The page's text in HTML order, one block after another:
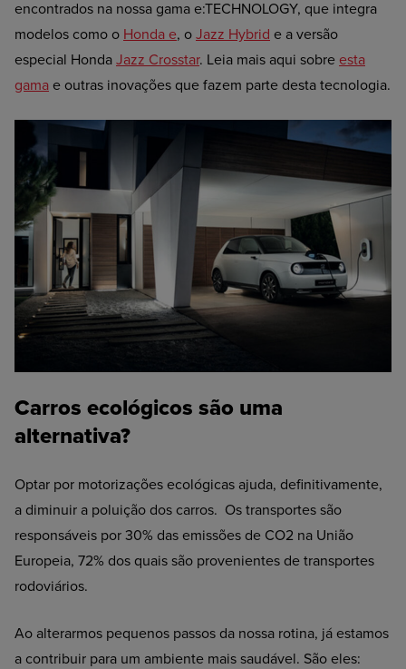
encontrados na nossa gama e:TECHNOLOGY, que integra
modelos como o Honda e, o Jazz Hybrid e a versão
especial Honda Jazz Crosstar. Leia mais aqui sobre esta
gama e outras inovações que fazem parte desta tecnologia.
Carros ecológicos são uma
alternativa?
Optar por motorizações ecológicas ajuda, definitivamente,
a diminuir a poluição dos carros. Os transportes são
responsáveis por 30% das emissões de CO2 na União
Europeia, 72% dos quais são provenientes de transportes
rodoviários.
Ao alterarmos pequenos passos da nossa rotina, já estamos
a contribuir para um ambiente mais saudável. São eles: